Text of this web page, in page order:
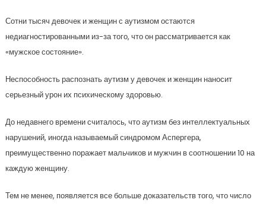
Сотни тысяч девочек и женщин с аутизмом остаются
недиагностированными из-за того, что он рассматривается как
«мужское состояние».
Неспособность распознать аутизм у девочек и женщин наносит
серьезный урон их психическому здоровью.
До недавнего времени считалось, что аутизм без интеллектуальных
нарушений, иногда называемый синдромом Аспергера,
преимущественно поражает мальчиков и мужчин в соотношении 10 на
каждую женщину.
Тем не менее, появляется все больше доказательств того, что число